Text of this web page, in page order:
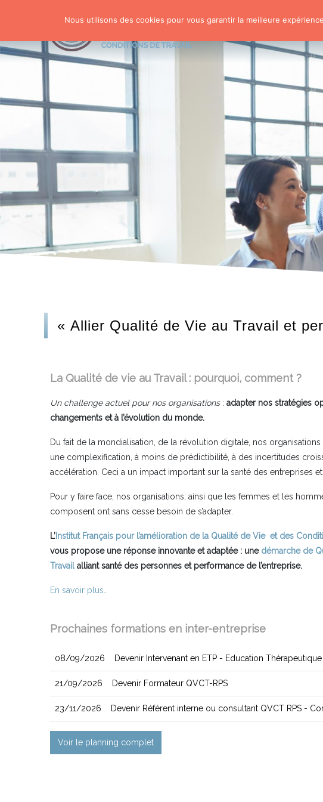
« Allier Qualité de Vie au Travail et
La Qualité de vie au Travail : pourquoi, comment ?
Un challenge actuel pour nos organisations: adapter nos stratégies
changements et à l’évolution du monde.
Du fait de la mondialisation, de la révolution digitale, nos
une complexification, à moins de prédictibilité, à des incertitudes
accélération. Ceci a un impact important sur la santé des entreprises et
Pour y faire face, nos organisations, ainsi que les femmes et les
composent ont sans cesse besoin de s’adapter.
L’ Institut Français pour l’amélioration de la Qualité de Vie et des
vous propose une réponse innovante et adaptée : une démarche de
Travail alliant santé des personnes et performance de l’entreprise.
En savoir plus…
Prochaines formations en inter-entreprise
08/09/2026 Devenir Intervenant en ETP - Education
21/09/2026 Devenir Formateur QVCT-RPS
23/11/2026 Devenir Référent interne ou consultant QVCT RPS -
Voir le planning complet
Nous utilisons des cookies pour vous garantir la meilleure